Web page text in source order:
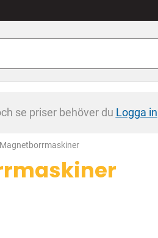
se priser behöver du Logga in
Current:
Magnetborrmaskiner